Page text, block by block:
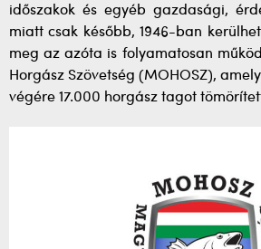
időszakok és egyéb gazdasági,
miatt csak később, 1946-ban
meg az azóta is folyamatosan
Horgász Szövetség (MOHOSZ),
végére 17.000 horgász tagot